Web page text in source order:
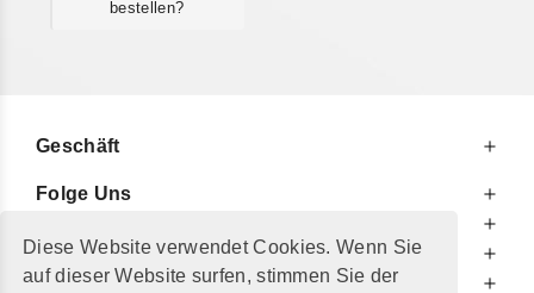
Diese Website verwendet Cookies. Wenn Sie
auf dieser Website surfen, stimmen Sie der
bestellen?
Geschäft
Folge Uns
Zu Ihrer Information
Zusätzlich